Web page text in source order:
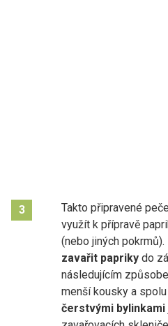
3
Takto připravené
využít k přípravě
(nebo jiných
zavařit papriky do
následujícím
menší kousky a
čerstvými bylinkami